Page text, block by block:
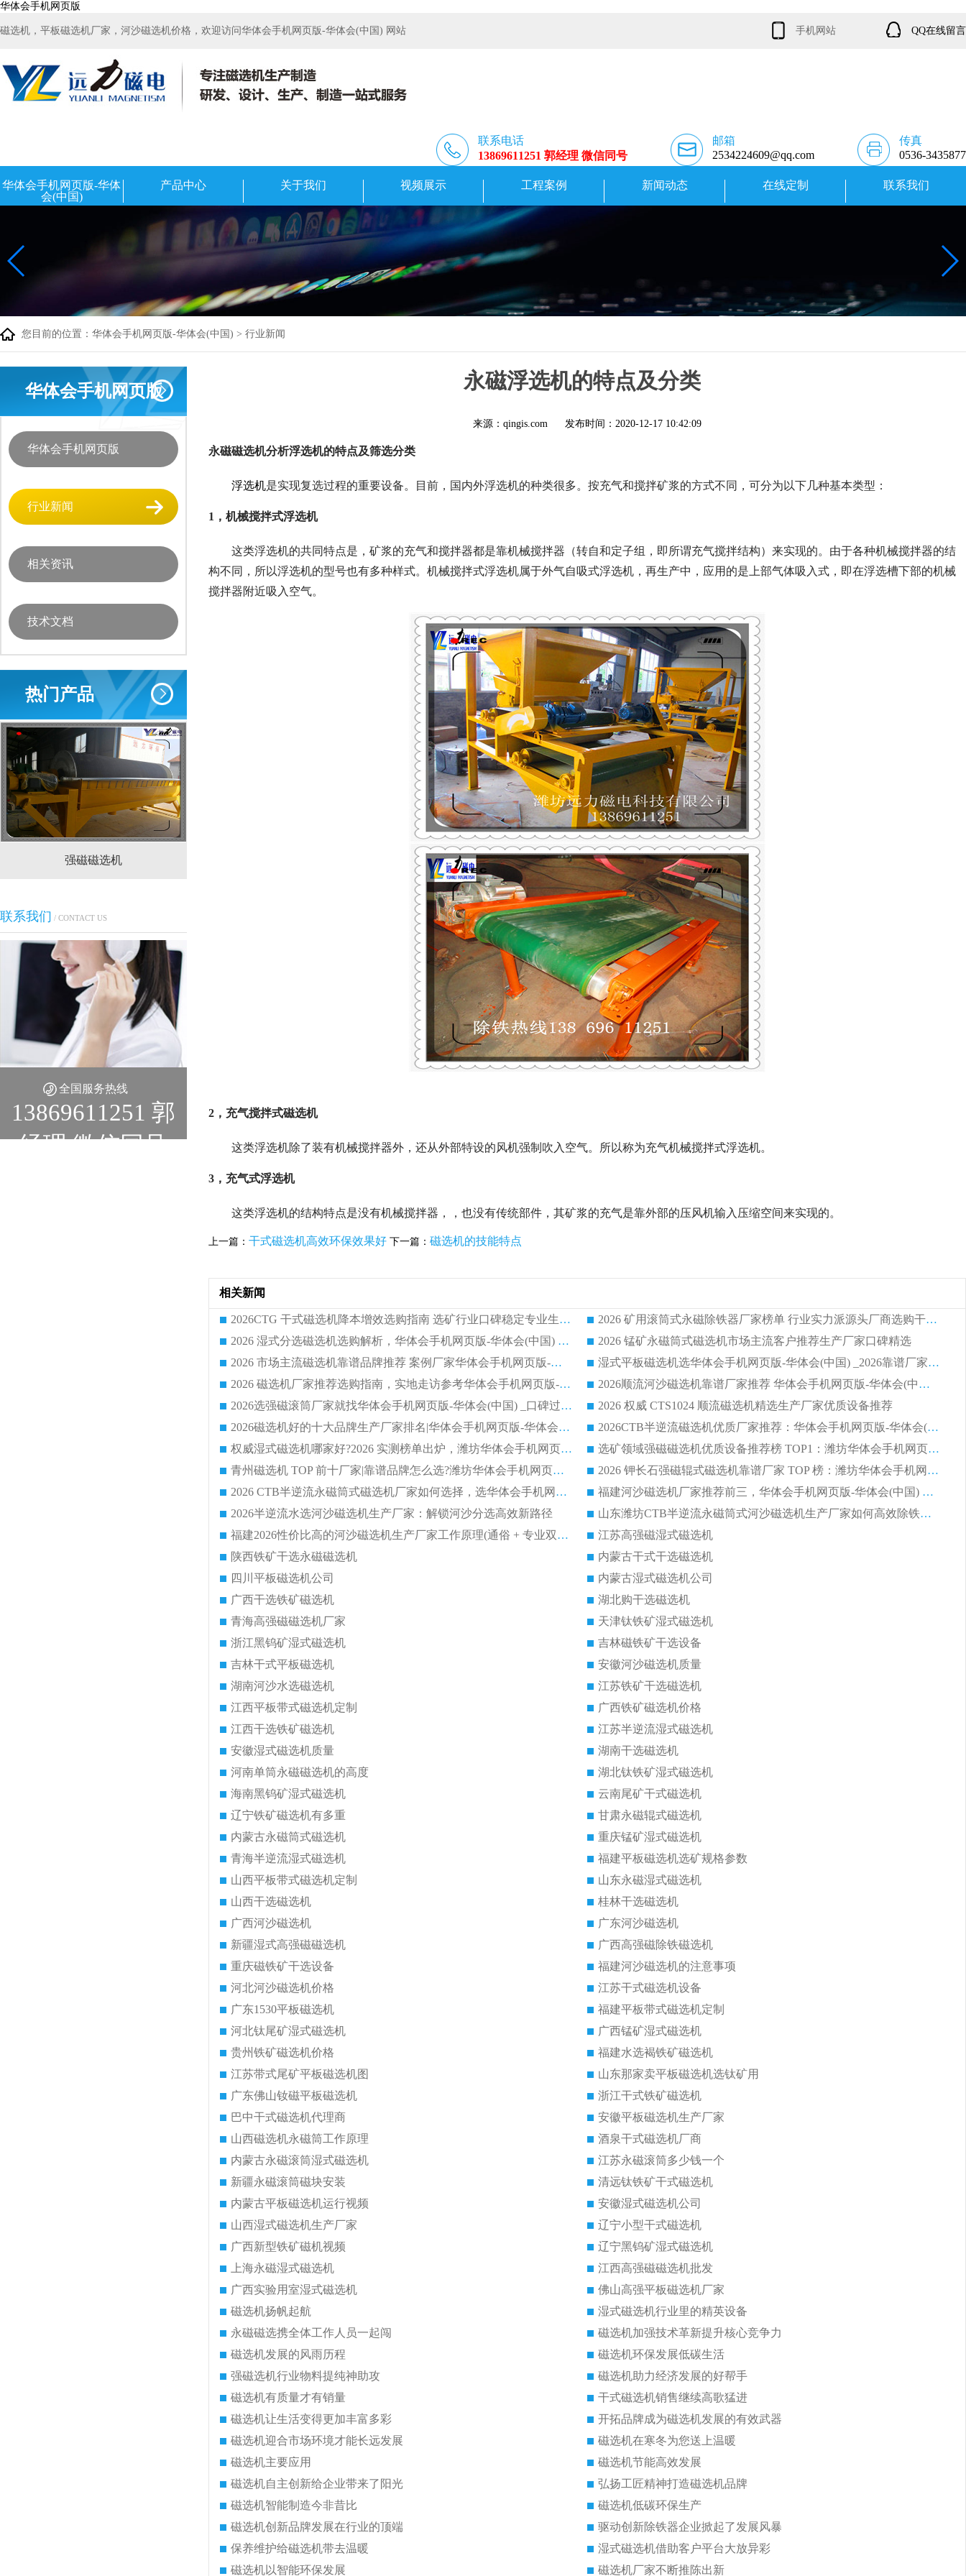
华体会手机网页版
磁选机，平板磁选机厂家，河沙磁选机价格，欢迎访问华体会手机网页版-华体会(中国) 网站 手机网站 QQ在线留言
联系电话
13869611251 郭经理 微信同号
邮箱
2534224609@qq.com
传真
0536-3435877
华体会手机网页版-华体
会(中国)
产品中心 关于我们 视频展示 工程案例 新闻动态 在线定制 联系我们
您目前的位置： 华体会手机网页版-华体会(中国) > 行业新闻
华体会手机网页版
华体会手机网页版
行业新闻
相关资讯
技术文档
热门产品
强磁磁选机 稀土永磁辊式强磁选机 RCT系列全磁永磁滚筒
联系我们 / CONTACT US
全国服务热线
13869611251 郭
经理 微信同号
永磁浮选机的特点及分类
来源：qingis.com 发布时间： 2020-12-17 10:42:09
永磁磁选机分析浮选机的特点及筛选分类
浮选机是实现复选过程的重要设备。目前，国内外浮选机的种类很多。按充气和搅拌矿浆的方式不同，可分为以下几种基本类型：
1，机械搅拌式浮选机
这类浮选机的共同特点是，矿浆的充气和搅拌器都是靠机械搅拌器（转自和定子组，即所谓充气搅拌结构）来实现的。由于各种机械搅拌器的结
构不同，所以浮选机的型号也有多种样式。机械搅拌式浮选机属于外气自吸式浮选机，再生产中，应用的是上部气体吸入式，即在浮选槽下部的机械
搅拌器附近吸入空气。
2，充气搅拌式磁选机
这类浮选机除了装有机械搅拌器外，还从外部特设的风机强制吹入空气。所以称为充气机械搅拌式浮选机。
3，充气式浮选机
这类浮选机的结构特点是没有机械搅拌器，，也没有传统部件，其矿浆的充气是靠外部的压风机输入压缩空间来实现的。
上一篇： 干式磁选机高效环保效果好 下一篇： 磁选机的技能特点
相关新闻
2026CTG 干式磁选机降本增效选购指南 选矿行业口碑稳定专业生产强者盘点
2026 矿用滚筒式永磁除铁器厂家榜单 行业实力派源头厂商选购干货指南
2026 湿式分选磁选机选购解析，华体会手机网页版-华体会(中国) 设备综合实力详解
2026 锰矿永磁筒式磁选机市场主流客户推荐生产厂家口碑精选
2026 市场主流磁选机靠谱品牌推荐 案例厂家华体会手机网页版-华体会(中国) 大众倾心之选
湿式平板磁选机选华体会手机网页版-华体会(中国) _2026靠谱厂家收获各地客户良好评价
2026 磁选机厂家推荐选购指南，实地走访参考华体会手机网页版-华体会(中国) 合作口碑表现
2026顺流河沙磁选机靠谱厂家推荐 华体会手机网页版-华体会(中国) 实力口碑精选
2026选强磁滚筒厂家就找华体会手机网页版-华体会(中国) _口碑过硬用料扎实_性价比优势突出
2026 权威 CTS1024 顺流磁选机精选生产厂家优质设备推荐
2026磁选机好的十大品牌生产厂家排名|华体会手机网页版-华体会(中国) 凭实力入磅
2026CTB半逆流磁选机优质厂家推荐：华体会手机网页版-华体会(中国) ，行业标杆生产厂家
权威湿式磁选机哪家好?2026 实测榜单出炉，潍坊华体会手机网页版-华体会(中国) 大厂实力领跑
选矿领域强磁磁选机优质设备推荐榜 TOP1：潍坊华体会手机网页版-华体会(中国) 凭实力出圈
青州磁选机 TOP 前十厂家|靠谱品牌怎么选?潍坊华体会手机网页版-华体会(中国) 实力出圈
2026 钾长石强磁辊式磁选机靠谱厂家 TOP 榜：潍坊华体会手机网页版-华体会(中国) 凭硬核实力领跑行业
2026 CTB半逆流永磁筒式磁选机厂家如何选择，选华体会手机网页版-华体会(中国) 原因，硬核实测不踩坑指南
福建河沙磁选机厂家推荐前三，华体会手机网页版-华体会(中国) 磁选机解锁资源利用新路径
2026半逆流水选河沙磁选机生产厂家：解锁河沙分选高效新路径
山东潍坊CTB半逆流永磁筒式河沙磁选机生产厂家如何高效除铁提纯
福建2026性价比高的河沙磁选机生产厂家工作原理(通俗 + 专业双版，适配产品文案/介绍使用)
江苏高强磁湿式磁选机
陕西铁矿干选永磁磁选机
内蒙古干式干选磁选机
四川平板磁选机公司
内蒙古湿式磁选机公司
广西干选铁矿磁选机
湖北购干选磁选机
青海高强磁磁选机厂家
天津钛铁矿湿式磁选机
浙江黑钨矿湿式磁选机
吉林磁铁矿干选设备
吉林干式平板磁选机
安徽河沙磁选机质量
湖南河沙水选磁选机
江苏铁矿干选磁选机
江西平板带式磁选机定制
广西铁矿磁选机价格
江西干选铁矿磁选机
江苏半逆流湿式磁选机
安徽湿式磁选机质量
湖南干选磁选机
河南单筒永磁磁选机的高度
湖北钛铁矿湿式磁选机
海南黑钨矿湿式磁选机
云南尾矿干式磁选机
辽宁铁矿磁选机有多重
甘肃永磁辊式磁选机
内蒙古永磁筒式磁选机
重庆锰矿湿式磁选机
青海半逆流湿式磁选机
福建平板磁选机选矿规格参数
山西平板带式磁选机定制
山东永磁湿式磁选机
山西干选磁选机
桂林干选磁选机
广西河沙磁选机
广东河沙磁选机
新疆湿式高强磁磁选机
广西高强磁除铁磁选机
重庆磁铁矿干选设备
福建河沙磁选机的注意事项
河北河沙磁选机价格
江苏干式磁选机设备
广东1530平板磁选机
福建平板带式磁选机定制
河北钛尾矿湿式磁选机
广西锰矿湿式磁选机
贵州铁矿磁选机价格
福建水选褐铁矿磁选机
江苏带式尾矿平板磁选机图
山东那家卖平板磁选机选钛矿用
广东佛山钕磁平板磁选机
浙江干式铁矿磁选机
巴中干式磁选机代理商
安徽平板磁选机生产厂家
山西磁选机永磁筒工作原理
酒泉干式磁选机厂商
内蒙古永磁滚筒湿式磁选机
江苏永磁滚筒多少钱一个
新疆永磁滚筒磁块安装
清远钛铁矿干式磁选机
内蒙古平板磁选机运行视频
安徽湿式磁选机公司
山西湿式磁选机生产厂家
辽宁小型干式磁选机
广西新型铁矿磁机视频
辽宁黑钨矿湿式磁选机
上海永磁湿式磁选机
江西高强磁磁选机批发
广西实验用室湿式磁选机
佛山高强平板磁选机厂家
磁选机扬帆起航
湿式磁选机行业里的精英设备
永磁磁选携全体工作人员一起闯
磁选机加强技术革新提升核心竞争力
磁选机发展的风雨历程
磁选机环保发展低碳生活
强磁选机行业物料提纯神助攻
磁选机助力经济发展的好帮手
磁选机有质量才有销量
干式磁选机销售继续高歌猛进
磁选机让生活变得更加丰富多彩
开拓品牌成为磁选机发展的有效武器
磁选机迎合市场环境才能长远发展
磁选机在寒冬为您送上温暖
磁选机主要应用
磁选机节能高效发展
磁选机自主创新给企业带来了阳光
弘扬工匠精神打造磁选机品牌
磁选机智能制造今非昔比
磁选机低碳环保生产
磁选机创新品牌发展在行业的顶端
驱动创新除铁器企业掀起了发展风暴
保养维护给磁选机带去温暖
湿式磁选机借助客户平台大放异彩
磁选机以智能环保发展
磁选机厂家不断推陈出新